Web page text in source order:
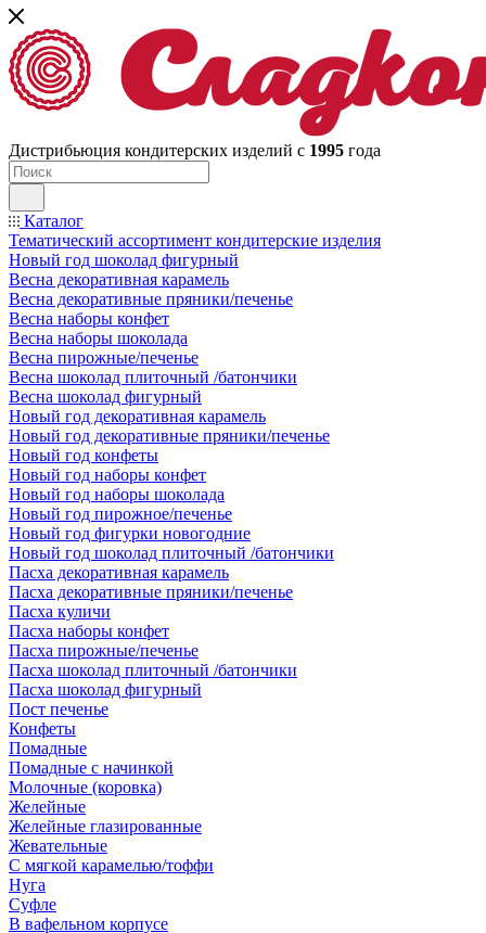
Дистрибьюция кондитерских изделий с 1995 года
Каталог
Тематический ассортимент кондитерские изделия
Новый год шоколад фигурный
Весна декоративная карамель
Весна декоративные пряники/печенье
Весна наборы конфет
Весна наборы шоколада
Весна пирожные/печенье
Весна шоколад плиточный /батончики
Весна шоколад фигурный
Новый год декоративная карамель
Новый год декоративные пряники/печенье
Новый год конфеты
Новый год наборы конфет
Новый год наборы шоколада
Новый год пирожное/печенье
Новый год фигурки новогодние
Новый год шоколад плиточный /батончики
Пасха декоративная карамель
Пасха декоративные пряники/печенье
Пасха куличи
Пасха наборы конфет
Пасха пирожные/печенье
Пасха шоколад плиточный /батончики
Пасха шоколад фигурный
Пост печенье
Конфеты
Помадные
Помадные с начинкой
Молочные (коровка)
Желейные
Желейные глазированные
Жевательные
С мягкой карамелью/тоффи
Нуга
Суфле
В вафельном корпусе